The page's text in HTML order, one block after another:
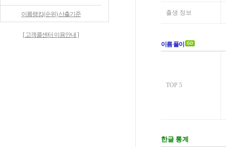
이름랭킹(순위) 산출기준
[ 고객콜센터 이용안내 ]